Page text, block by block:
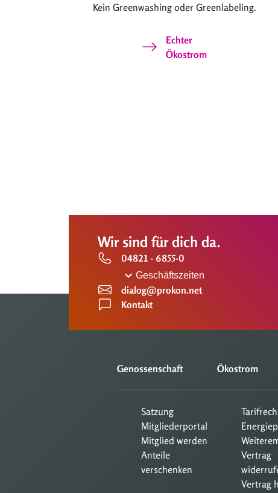
Kein Greenwashing oder Greenlabeling.
Echter
Ökostrom
Wir sind für dich da.
04821 - 6855-0
Geschäftszeiten
dialog@prokon.net
Kontakt
Genossenschaft
Satzung
Mitgliederportal
Mitglied werden
Anteile
verschenken
Ökostrom
Vertrag
Vertrag